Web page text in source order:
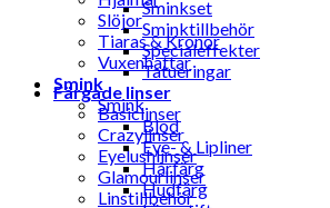
Sminkset
Sminktillbehör
Specialeffekter
Tatueringar
Färgade linser
Basiclinser
Crazylinser
Eyelushlinser
Glamourlinser
Linstillbehör
Slöjor
Tiaras & Kronor
Vuxenhattar
Smink
Smink
Blod
Eye- & Lipliner
Hårfärg
Hudfärg